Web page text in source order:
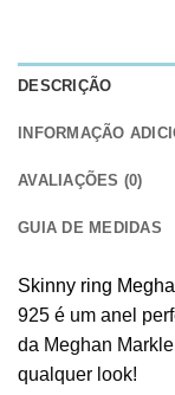
DESCRIÇÃO
INFORMAÇÃO
AVALIAÇÕES (0)
GUIA DE MEDIDAS
Skinny ring
925 é um anel
da Meghan
qualquer look!